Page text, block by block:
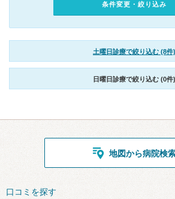
条件変更・絞り込み
土曜日診療で絞り込む (8件)
日曜日診療で絞り込む (0件)
地図から病院検
口コミを探す